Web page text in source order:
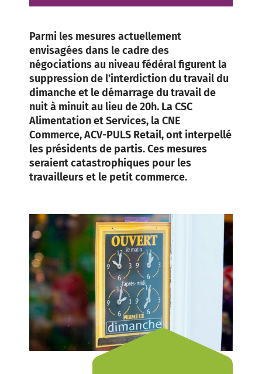
Parmi les mesures actuellement
envisagées dans le cadre des
négociations au niveau fédéral figurent la
suppression de l’interdiction du travail du
dimanche et le démarrage du travail de
nuit à minuit au lieu de 20h. La CSC
Alimentation et Services, la CNE
Commerce, ACV-PULS Retail, ont interpellé
les présidents de partis. Ces mesures
seraient catastrophiques pour les
travailleurs et le petit commerce.